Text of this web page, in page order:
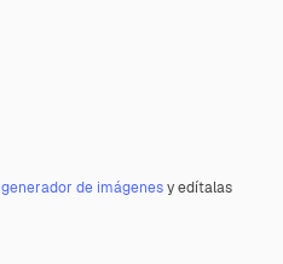
generador de imágenesy edítalas